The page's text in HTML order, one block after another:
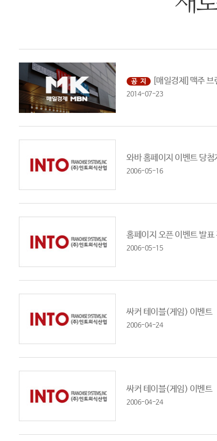
[매일경제]맥주
2014-07-23
와바 홈페이지 이벤트 당첨
2006-05-16
홈페이지 오픈 이벤트 발표
2006-05-15
싸커 테이블(게임) 이벤트
2006-04-24
싸커 테이블(게임) 이벤트
2006-04-24